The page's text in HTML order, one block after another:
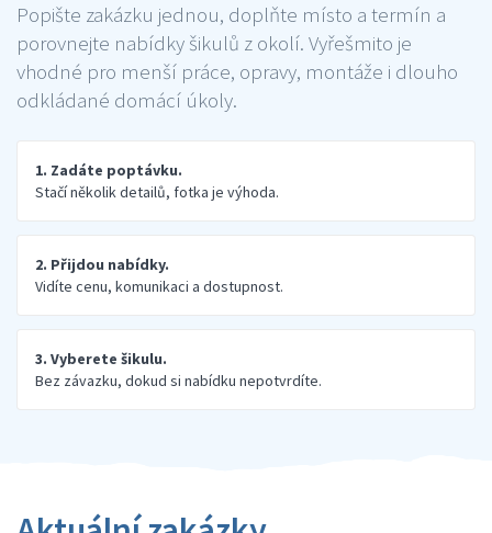
Popište zakázku jednou, doplňte místo a termín a
porovnejte nabídky šikulů z okolí. Vyřešmito je
vhodné pro menší práce, opravy, montáže i dlouho
odkládané domácí úkoly.
1. Zadáte poptávku.
Stačí několik detailů, fotka je výhoda.
2. Přijdou nabídky.
Vidíte cenu, komunikaci a dostupnost.
3. Vyberete šikulu.
Bez závazku, dokud si nabídku nepotvrdíte.